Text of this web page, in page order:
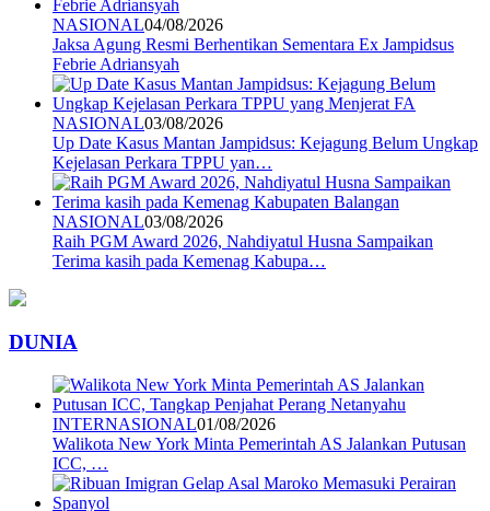
NASIONAL04/08/2026
Jaksa Agung Resmi Berhentikan Sementara Ex Jampidsus
Febrie Adriansyah
NASIONAL03/08/2026
Up Date Kasus Mantan Jampidsus: Kejagung Belum Ungkap
Kejelasan Perkara TPPU yan…
NASIONAL03/08/2026
Raih PGM Award 2026, Nahdiyatul Husna Sampaikan
Terima kasih pada Kemenag Kabupa…
DUNIA
INTERNASIONAL01/08/2026
Walikota New York Minta Pemerintah AS Jalankan Putusan
ICC, …